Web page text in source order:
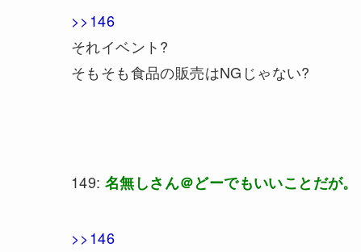
>>146
それイベント?
そもそも食品の販売はNGじゃない?
149: 名無しさん＠どーでもいいことだが。
>>146